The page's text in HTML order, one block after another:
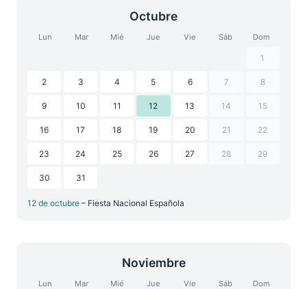
Octubre
Lun Mar Mié Jue Vie Sáb Dom
1
2 3 4 5 6 7 8
9 10 11 12 13 14 15
16 17 18 19 20 21 22
23 24 25 26 27 28 29
30 31
12 de octubre – Fiesta Nacional Española
Noviembre
Lun Mar Mié Jue Vie Sáb Dom